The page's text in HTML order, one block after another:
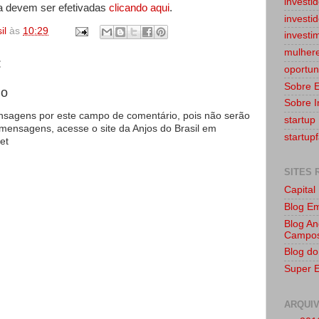
devem ser efetivadas clicando aqui.
às 10:29
por este campo de comentário, pois não serão
acesse o site da Anjos do Brasil em
Sobre
Sobre
startup
SITES
Capital
Blog
Blog
Blog
Super